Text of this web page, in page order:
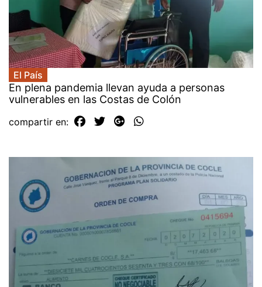
El País
En plena pandemia llevan ayuda a personas
vulnerables en las Costas de Colón
compartir en: